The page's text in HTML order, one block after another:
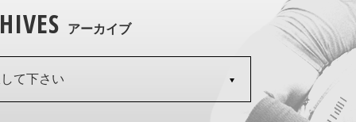
アーカイブ
て下さい